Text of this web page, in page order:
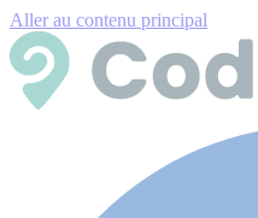
Aller au contenu principal